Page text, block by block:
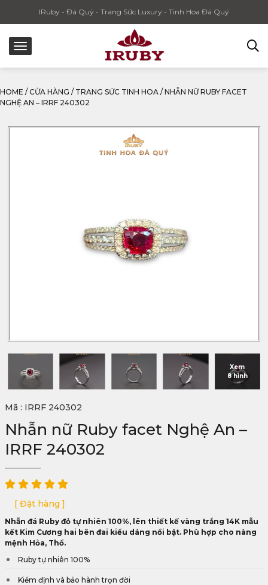
IRuby - Đá Quý - Trang Sức Luxury - Tinh Hoa Đá Quý
HOME / CỬA HÀNG / TRANG SỨC TINH HOA / NHẪN NỮ RUBY FACET
NGHỆ AN – IRRF 240302
Xem
8 hình
Mã : IRRF 240302
Nhẫn nữ Ruby facet Nghệ An –
IRRF 240302
[ Đặt hàng ]
Nhẫn đá Ruby đỏ tự nhiên 100%, lên thiết kế vàng trắng 14K mẫu
kết Kim Cương hai bên đai kiểu dáng nổi bật. Phù hợp cho nàng
mệnh Hỏa, Thổ.
Ruby tự nhiên 100%
Kiểm định và bảo hành trọn đời